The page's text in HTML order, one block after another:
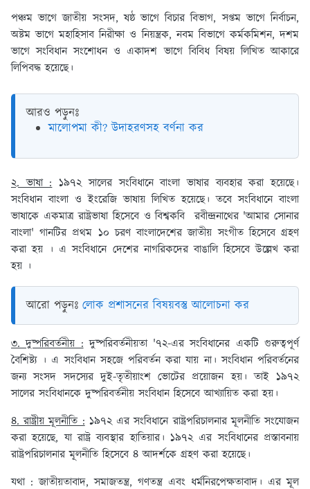
পঞ্চম ভাগে জাতীয় সংসদ, ষষ্ঠ ভাগে বিচার বিভাগ, সপ্তম ভাগে নির্বাচন,
অষ্টম ভাগে মহাহিসাব নিরীক্ষা ও নিয়ন্ত্রক, নবম বিভাগে কর্মকমিশন, দশম
ভাগে সংবিধান সংশোধন ও একাদশ ভাগে বিবিধ বিষয় লিখিত আকারে
লিপিবদ্ধ হয়েছে।
আরও পড়ুনঃ
মালোপমা কী? উদাহরণসহ বর্ণনা কর
২. ভাষা :১৯৭২ সালের সংবিধানে বাংলা ভাষার ব্যবহার করা হয়েছে।
সংবিধান বাংলা ও ইংরেজি ভাষায় লিখিত হয়েছে। তবে সংবিধানে বাংলা
ভাষাকে একমাত্র রাষ্ট্রভাষা হিসেবে ও বিশ্বকবি রবীন্দ্রনাথের 'আমার সোনার
বাংলা' গানটির প্রথম ১০ চরণ বাংলাদেশের জাতীয় সংগীত হিসেবে গ্রহণ
করা হয় । এ সংবিধানে দেশের নাগরিকদের বাঙালি হিসেবে উল্লেখ করা
হয় ।
আরো পড়ুনঃ লোক প্রশাসনের বিষয়বস্তু আলোচনা কর
৩. দুষ্পরিবর্তনীয় :দুষ্পরিবর্তনীয়তা '৭২-এর সংবিধানের একটি গুরুত্বপূর্ণ
বৈশিষ্ট্য । এ সংবিধান সহজে পরিবর্তন করা যায় না। সংবিধান পরিবর্তনের
জন্য সংসদ সদস্যের দুই-তৃতীয়াংশ ভোটের প্রয়োজন হয়। তাই ১৯৭২
সালের সংবিধানকে দুষ্পরিবর্তনীয় সংবিধান হিসেবে আখ্যায়িত করা হয়।
৪. রাষ্ট্রীয় মূলনীতি :১৯৭২ এর সংবিধানে রাষ্ট্রপরিচালনার মূলনীতি সংযোজন
করা হয়েছে, যা রাষ্ট্র ব্যবস্থার হাতিয়ার। ১৯৭২ এর সংবিধানের প্রস্তাবনায়
রাষ্ট্রপরিচালনার মূলনীতি হিসেবে ৪ আদর্শকে গ্রহণ করা হয়েছে।
যথা : জাতীয়তাবাদ, সমাজতন্ত্র, গণতন্ত্র এবং ধর্মনিরপেক্ষতাবাদ। এর মূল